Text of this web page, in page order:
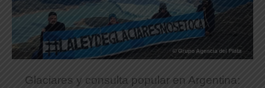
Glaciares y consulta popular en Argentina: